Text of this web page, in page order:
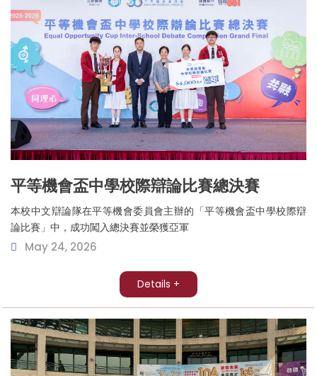
平等機會盃中學校際辯論比賽總決賽
本校中文辯論隊在平等機會委員會主辦的「平等機會盃中學校際辯
論比賽」中，成功闖入總決賽並榮獲亞軍
May 24, 2026
Details +